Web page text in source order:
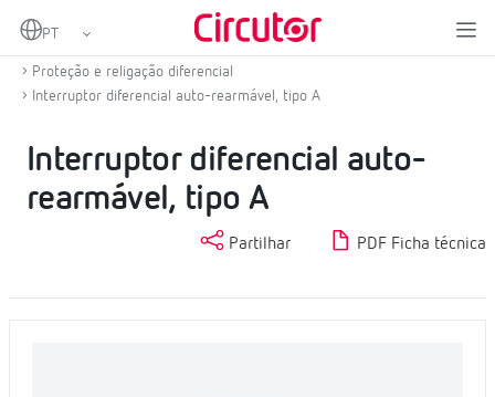
Home
Proteção e religação diferencial
Interruptor diferencial auto-rearmável, tipo A
Interruptor diferencial auto-
rearmável, tipo A
Partilhar PDF Ficha técnica